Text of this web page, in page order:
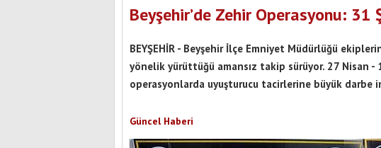
Beyşehir’de Zehir Operasyonu:
BEYŞEHİR - Beyşehir İlçe Emniyet Müdürlüğü
yönelik yürüttüğü amansız takip sürüyor. 27 Nisan
operasyonlarda uyuşturucu tacirlerine büyük darbe
Güncel Haberi